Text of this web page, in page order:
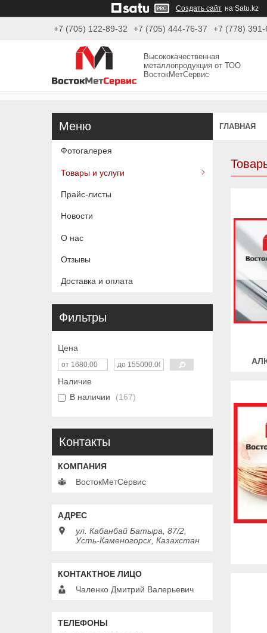
Создать сайт на Satu.kz
+7 (705) 122-89-32 +7 (705) 444-76-37 +7 (778)
Высококачественная
металлопродукция от ТОО
ВостокМетСервис
ГЛАВНАЯ
Фотогалерея
Товары и услуги
Прайс-листы
Новости
О нас
Отзывы
Доставка и оплата
Фильтры
Цена
Наличие
В наличии
167
Контакты
ВостокМетСервис
ул. Кабанбай Батыра, 87/2,
Усть-Каменогорск, Казахстан
Чаленко Дмитрий Валерьевич